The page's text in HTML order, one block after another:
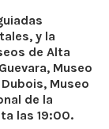
y la
de Alta
Museo
Museo
de la
las 19:00.